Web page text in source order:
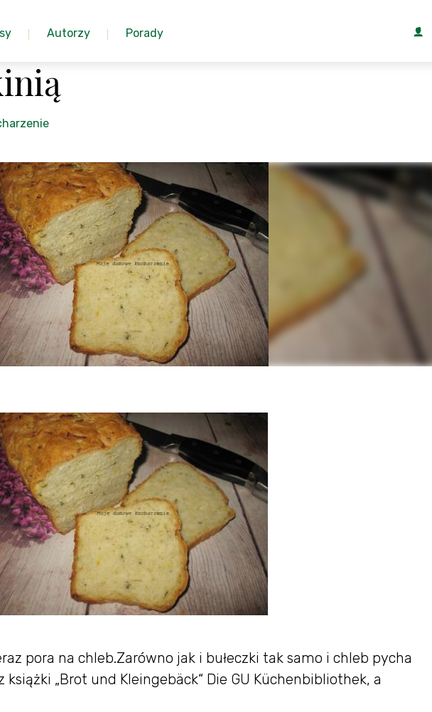
Autorzy Porady
pora na chleb.Zarówno jak i bułeczki tak samo i chleb pycha
„Brot und Kleingebäck“ Die GU Küchenbibliothek, a